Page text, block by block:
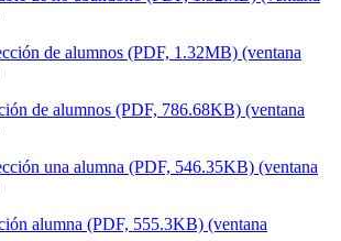
de alumnos (PDF, 1.32MB) (ventana
de alumnos (PDF, 786.68KB) (ventana
una alumna (PDF, 546.35KB) (ventana
alumna (PDF, 555.3KB) (ventana